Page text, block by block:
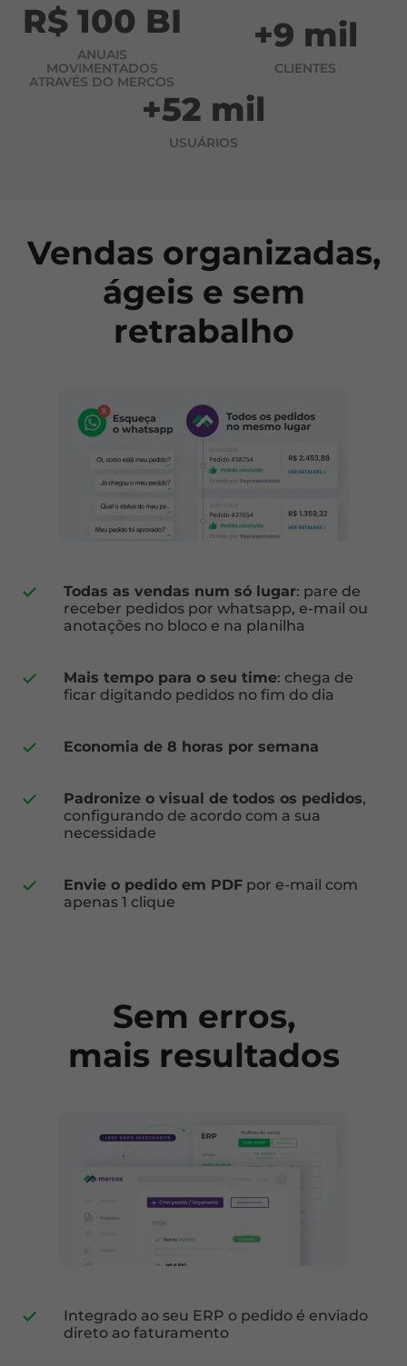
+9 mil
CLIENTES
+52 mil
USUÁRIOS
R$ 100 BI
ANUAIS
MOVIMENTADOS
ATRAVÉS DO MERCOS
Vendas organizadas,
ágeis e sem
retrabalho
Todas as vendas num só lugar: pare de
receber pedidos por whatsapp, e-mail ou
anotações no bloco e na planilha
Mais tempo para o seu time: chega de
ficar digitando pedidos no fim do dia
Economia de 8 horas por semana
Padronize o visual de todos os pedidos,
configurando de acordo com a sua
necessidade
Envie o pedido em PDF por e-mail com
apenas 1 clique
Sem erros,
mais resultados
Integrado ao seu ERP o pedido é enviado
direto ao faturamento